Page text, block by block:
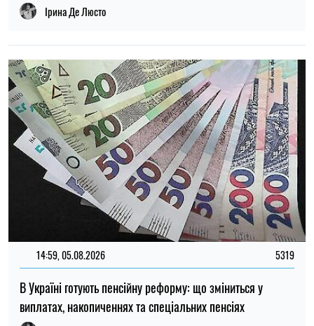
даних: кого стосується ця вимога
18:30, 03.08.2026 206
У Польщі 18-річному українцю висунули звинувачення у
спробі вбивства жінки